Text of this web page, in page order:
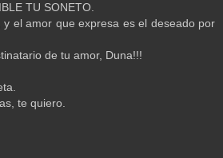
TU SONETO.
y el amor que expresa es el deseado por
de tu amor, Duna!!!
te quiero.